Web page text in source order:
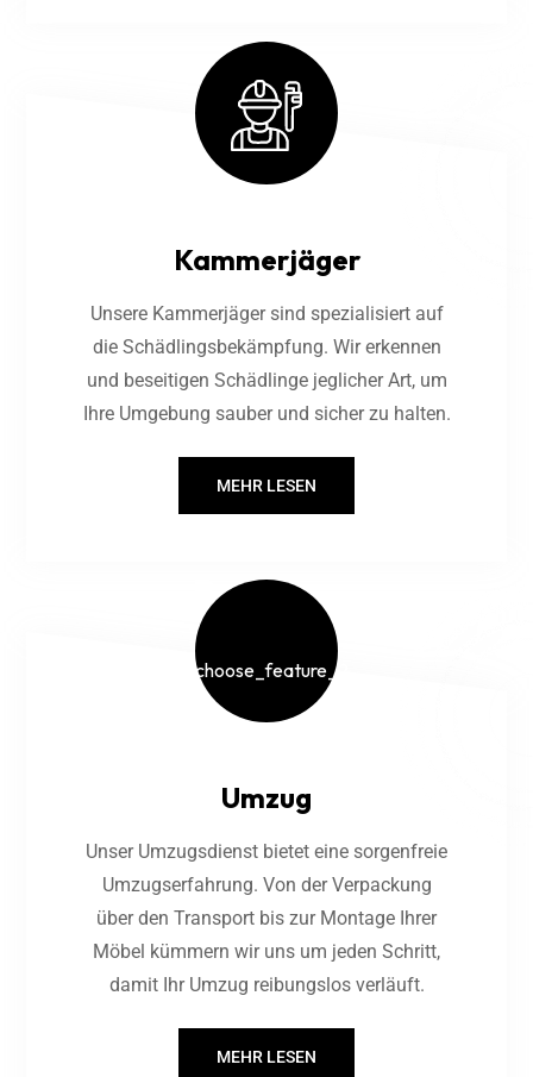
Kammerjäger
Unsere Kammerjäger sind spezialisiert auf
die Schädlingsbekämpfung. Wir erkennen
und beseitigen Schädlinge jeglicher Art, um
Ihre Umgebung sauber und sicher zu halten.
MEHR LESEN
Umzug
Unser Umzugsdienst bietet eine sorgenfreie
Umzugserfahrung. Von der Verpackung
über den Transport bis zur Montage Ihrer
Möbel kümmern wir uns um jeden Schritt,
damit Ihr Umzug reibungslos verläuft.
MEHR LESEN